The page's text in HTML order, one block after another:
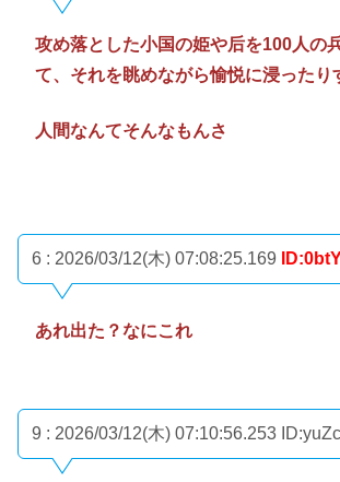
攻め落とした小国の姫や后を100人の
て、それを眺めながら愉悦に浸ったり
人間なんてそんなもんさ
6 : 2026/03/12(木) 07:08:25.169
あれ出た？なにこれ
9 : 2026/03/12(木) 07:10:56.253